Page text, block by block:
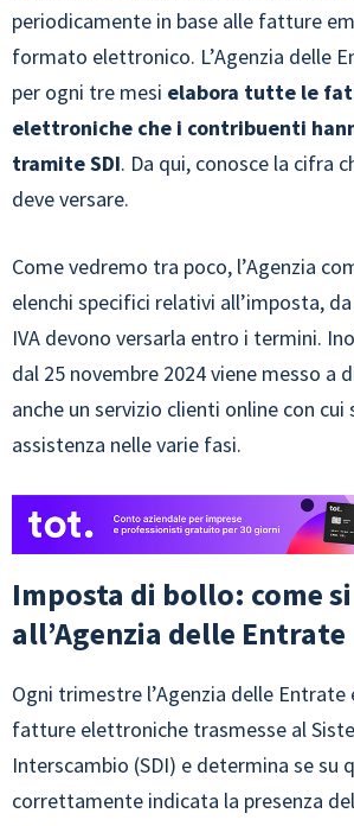
periodicamente in base alle fatture
formato elettronico. L’Agenzia delle
per ogni tre mesi elabora tutte le
elettroniche che i contribuenti
tramite SDI. Da qui, conosce la cifra
deve versare.
Come vedremo tra poco, l’Agenzia
elenchi specifici relativi all’imposta,
IVA devono versarla entro i termini.
dal 25 novembre 2024 viene messo a
anche un servizio clienti online con cui
assistenza nelle varie fasi.
Imposta di bollo: come
all’Agenzia delle Entrate
Ogni trimestre l’Agenzia delle Entrate
fatture elettroniche trasmesse al
Interscambio (SDI) e determina se su
correttamente indicata la presenza